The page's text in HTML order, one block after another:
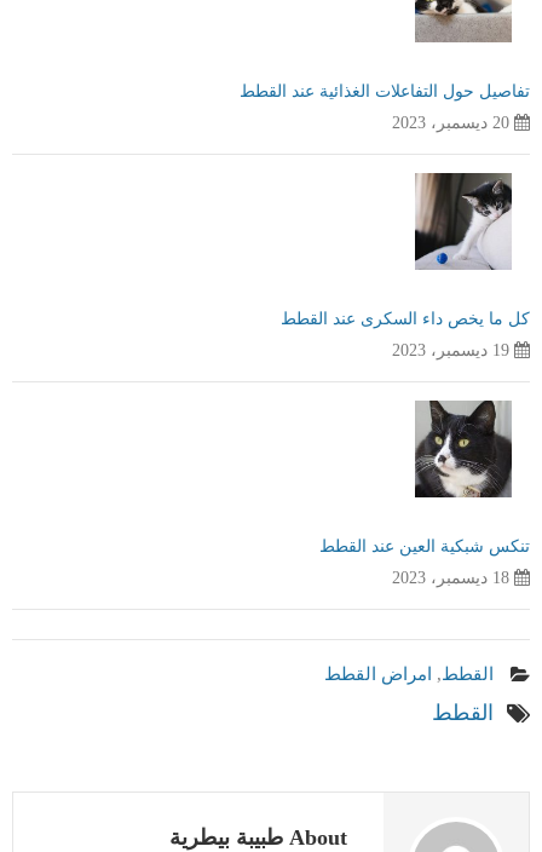
تفاصيل حول التفاعلات الغذائية عند القطط
20 ديسمبر، 2023
كل ما يخص داء السكرى عند القطط
19 ديسمبر، 2023
تنكس شبكية العين عند القطط
18 ديسمبر، 2023
القطط, امراض القطط
القطط
About طبيبة بيطرية